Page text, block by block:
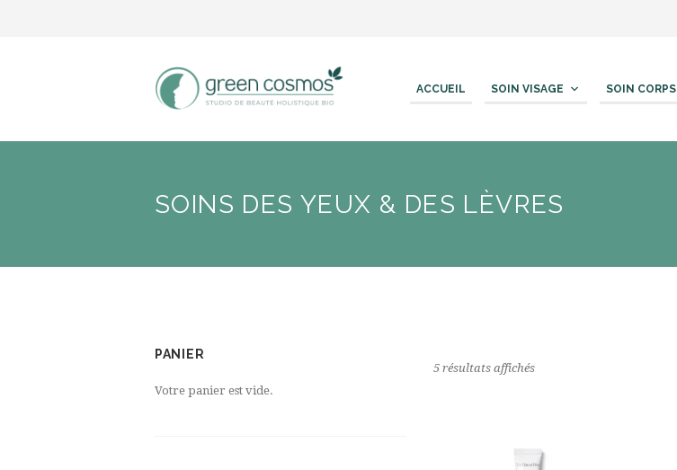
ACCUEIL SOIN VISAGE SOIN CORPS
SOINS DES YEUX & DES LÈVRES
5 résultats affichés
PANIER
Votre panier est vide.